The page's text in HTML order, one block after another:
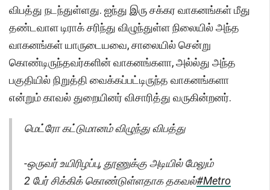
விபத்து நடந்துள்ளது. ஐந்து இரு சக்கர வாகனங்கள் மீது
தண்டவாள டிராக் சரிந்து விழுந்துள்ள நிலையில் அந்த
வாகனங்கள் யாருடையவை, சாலையில் சென்று
கொண்டிருந்தவர்களின் வாகனங்களா, அல்ல்து அந்த
பகுதியில் நிறுத்தி வைக்கப்பட்டிருந்த வாகனங்களா
என்றும் காவல் துறையினர் விசாரித்து வருகின்றனர்.
மெட்ரோ கட்டுமானம் விழுந்து விபத்து
-ஒருவர் உயிரிழப்பு, தூணுக்கு அடியில் மேலும்
2 பேர் சிக்கிக் கொண்டுள்ளதாக தகவல்#Metro